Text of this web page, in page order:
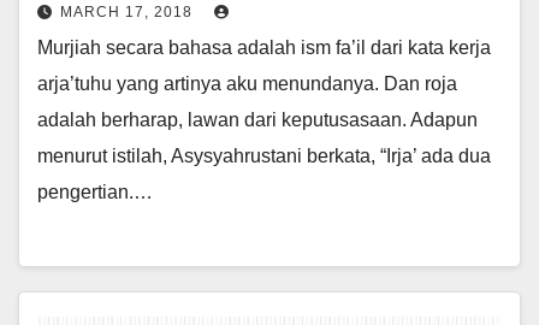
MARCH 17, 2018
Murjiah secara bahasa adalah ism fa’il dari kata kerja
arja’tuhu yang artinya aku menundanya. Dan roja
adalah berharap, lawan dari keputusasaan. Adapun
menurut istilah, Asysyahrustani berkata, “Irja’ ada dua
pengertian.…